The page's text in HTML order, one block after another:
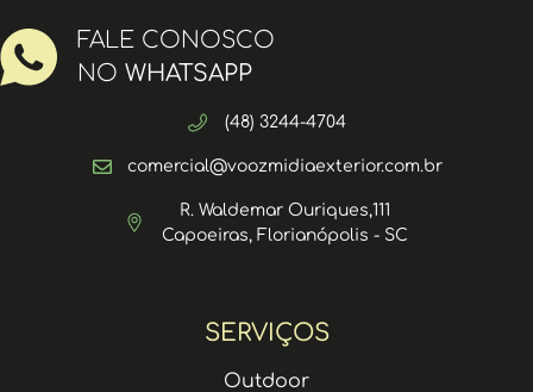
SERVIÇOS
Outdoor
FALE CONOSCO
NO WHATSAPP
(48) 3244-4704
comercial@voozmidiaexterior.com.br
R. Waldemar Ouriques,111
Capoeiras, Florianópolis - SC